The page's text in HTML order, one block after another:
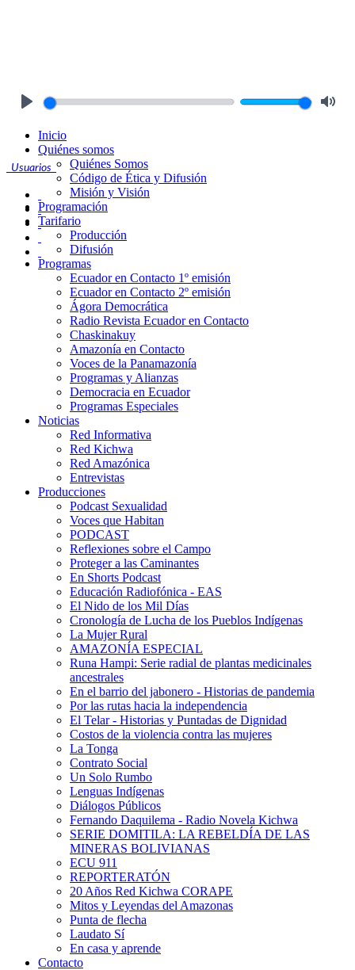
Usuarios
Inicio
Quiénes somos
Quiénes Somos
Código de Ética y Difusión
Misión y Visión
Programación
Tarifario
Producción
Difusión
Programas
Ecuador en Contacto 1º emisión
Ecuador en Contacto 2º emisión
Ágora Democrática
Radio Revista Ecuador en Contacto
Chaskinakuy
Amazonía en Contacto
Voces de la Panamazonía
Programas y Alianzas
Democracia en Ecuador
Programas Especiales
Noticias
Red Informativa
Red Kichwa
Red Amazónica
Entrevistas
Producciones
Podcast Sexualidad
Voces que Habitan
PODCAST
Reflexiones sobre el Campo
Proteger a las Caminantes
En Shorts Podcast
Educación Radiofónica - EAS
El Nido de los Mil Días
Cronología de Lucha de los Pueblos Indígenas
La Mujer Rural
AMAZONÍA ESPECIAL
Runa Hampi: Serie radial de plantas medicinales
ancestrales
En el barrio del jabonero - Historias de pandemia
Por las rutas hacia la independencia
El Telar - Historias y Puntadas de Dignidad
Costos de la violencia contra las mujeres
La Tonga
Contrato Social
Un Solo Rumbo
Lenguas Indígenas
Diálogos Públicos
Fernando Daquilema - Radio Novela Kichwa
SERIE DOMITILA: LA REBELDÍA DE LAS
MINERAS BOLIVIANAS
ECU 911
REPORTERATÓN
20 Años Red Kichwa CORAPE
Mitos y Leyendas del Amazonas
Punta de flecha
Laudato Sí
En casa y aprende
Contacto